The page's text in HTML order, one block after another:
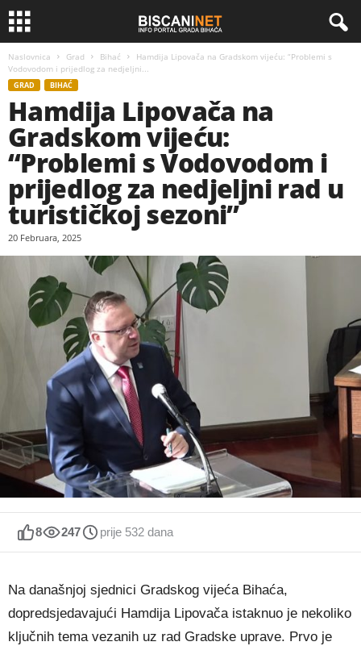
Naslovnica Grad Bihać
Hamdija Lipovača na Gradskom vijeću: “Problemi s
Vodovodom i prijedlog za nedjeljni...
GRAD BIHAĆ
Hamdija Lipovača na
Gradskom vijeću:
“Problemi s Vodovodom i
prijedlog za nedjeljni rad u
turističkoj sezoni”
20 Februara, 2025
8 247 prije 532 dana
Na današnjoj sjednici Gradskog vijeća Bihaća,
dopredsjedavajući Hamdija Lipovača istaknuo je nekoliko
ključnih tema vezanih uz rad Gradske uprave. Prvo je